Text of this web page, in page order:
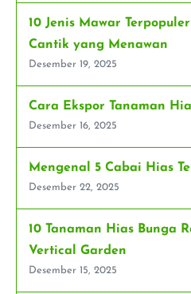
10 Jenis Mawar
Cantik yang Menawan
Desember 19, 2025
Cara Ekspor Tanaman
Desember 16, 2025
Mengenal 5 Cabai Hias
Desember 22, 2025
10 Tanaman Hias Bunga
Vertical Garden
Desember 15, 2025